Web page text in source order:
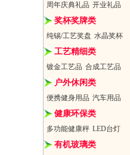
周年庆典礼品 开业礼品
奖杯奖牌类
纯锡/工艺奖盘 水晶奖杯
工艺精细类
镀金工艺品 合成工艺品
户外休闲类
便携健身用品 汽车用品
健康环保类
多功能健康秤 LED台灯
有机玻璃类